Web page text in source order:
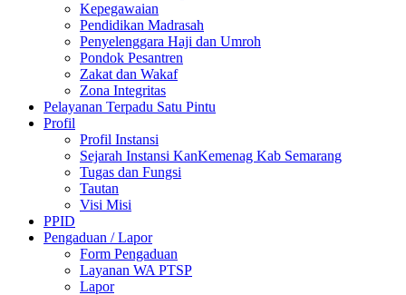
Kepegawaian
Pendidikan Madrasah
Penyelenggara Haji dan Umroh
Pondok Pesantren
Zakat dan Wakaf
Zona Integritas
Pelayanan Terpadu Satu Pintu
Profil
Profil Instansi
Sejarah Instansi KanKemenag Kab Semarang
Tugas dan Fungsi
Tautan
Visi Misi
PPID
Pengaduan / Lapor
Form Pengaduan
Layanan WA PTSP
Lapor